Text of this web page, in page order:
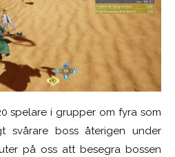
spelare i grupper om fyra som
svårare boss återigen under
på oss att besegra bossen